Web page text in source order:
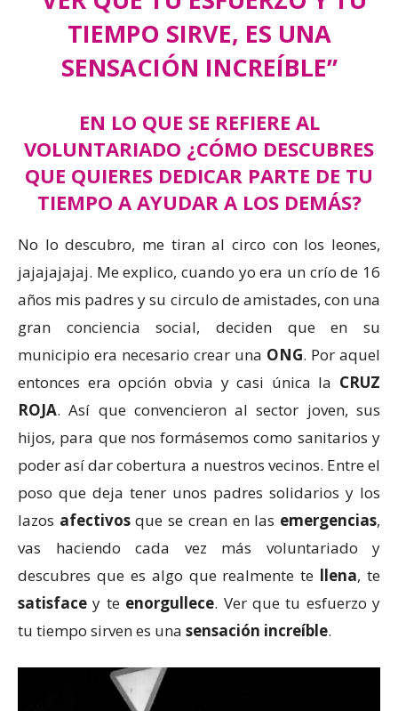
TIEMPO SIRVE, ES UNA
SENSACIÓN INCREÍBLE”
EN LO QUE SE REFIERE AL
VOLUNTARIADO ¿CÓMO DESCUBRES
QUE QUIERES DEDICAR PARTE DE TU
TIEMPO A AYUDAR A LOS DEMÁS?
No lo descubro, me tiran al circo con los leones,
jajajajajaj. Me explico, cuando yo era un crío de 16
años mis padres y su circulo de amistades, con una
gran conciencia social, deciden que en su
municipio era necesario crear una ONG. Por aquel
entonces era opción obvia y casi única la CRUZ
ROJA. Así que convencieron al sector joven, sus
hijos, para que nos formásemos como sanitarios y
poder así dar cobertura a nuestros vecinos. Entre el
poso que deja tener unos padres solidarios y los
lazos afectivosque se crean en las emergencias,
vas haciendo cada vez más voluntariado y
descubres que es algo que realmente te llena, te
satisface y te enorgullece. Ver que tu esfuerzo y
tu tiempo sirven es una sensación increíble.